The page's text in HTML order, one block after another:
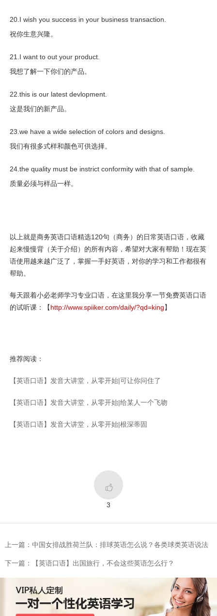
20.I wish you success in your business transaction.
祝你生意兴隆。
21.I want to out your product.
我想了解一下你们的产品。
22.this is our latest devlopment.
这是我们的新产品。
23.we have a wide selection of colors and designs.
我们有很多式样和颜色可供选择。
24.the quality must be instrict conformity with that of sample.
质量必须与样品一样。
以上就是商务英语口语精选120句（商务）的日常英语口语，收藏
起来慢慢背（关于介绍）的所有内容，希望对大家有帮助！现在英
语使用越来越广泛了，掌握一手好英语，对你的学习和工作都很有
帮助。
每天跟着小必老师学习专业口语，在这里我分享一节免费英语口语
的试听课：【http://www.spiiker.com/daily/?qd=king】
推荐阅读：
【英语口语】发音大讲堂，从零开始|可让你问住了
【英语口语】发音大讲堂，从零开始|给某人一个飞吻
【英语口语】发音大讲堂，从零开始|根深蒂固

3
上一篇：中国女排战胜荷兰队：排球英语怎么说？各类球类英语说法
下一篇：【英语口语】出国旅行，不会这些英语怎么行？